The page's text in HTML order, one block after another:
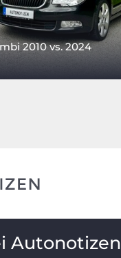
2010 vs. 2024
Autonotizen